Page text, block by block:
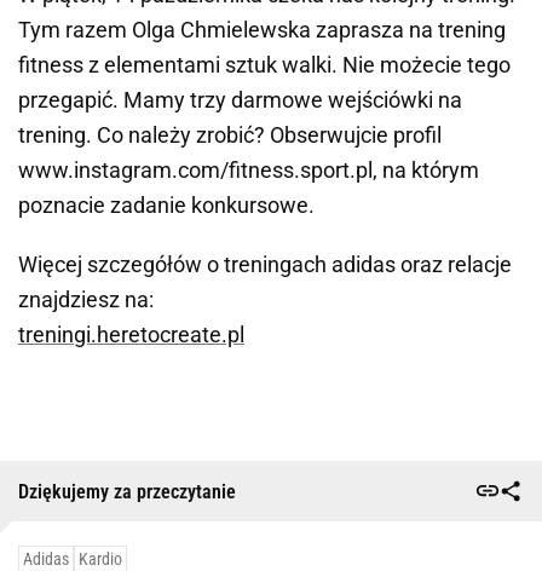
Tym razem Olga Chmielewska zaprasza na trening
fitness z elementami sztuk walki. Nie możecie tego
przegapić. Mamy trzy darmowe wejściówki na
trening. Co należy zrobić? Obserwujcie profil
www.instagram.com/fitness.sport.pl, na którym
poznacie zadanie konkursowe.
Więcej szczegółów o treningach adidas oraz relacje
znajdziesz na:
treningi.heretocreate.pl
Dziękujemy za przeczytanie
Adidas Kardio